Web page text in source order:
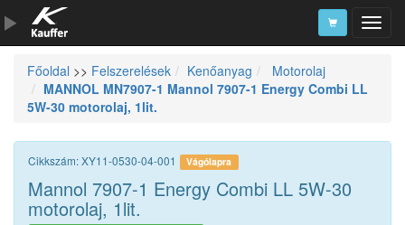
Szerszámkatalógus
Kosár
Alkatrészek
Főoldal >> Felszerelések Kenőanyag
Motorolaj
MANNOL MN7907-1 Mannol 7907-1 Energy Combi LL
5W-30 motorolaj, 1lit.
Cikkszám: XY11-0530-04-001 Vágólapra
Mannol 7907-1 Energy Combi LL 5W-30
motorolaj, 1lit.